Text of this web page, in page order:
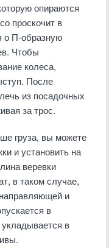
опираются
проскочит в
о П-образную
Чтобы
колеса,
После
из посадочных
за трос.
груза, вы можете
и установить на
веревки
в таком случае,
и
в
в